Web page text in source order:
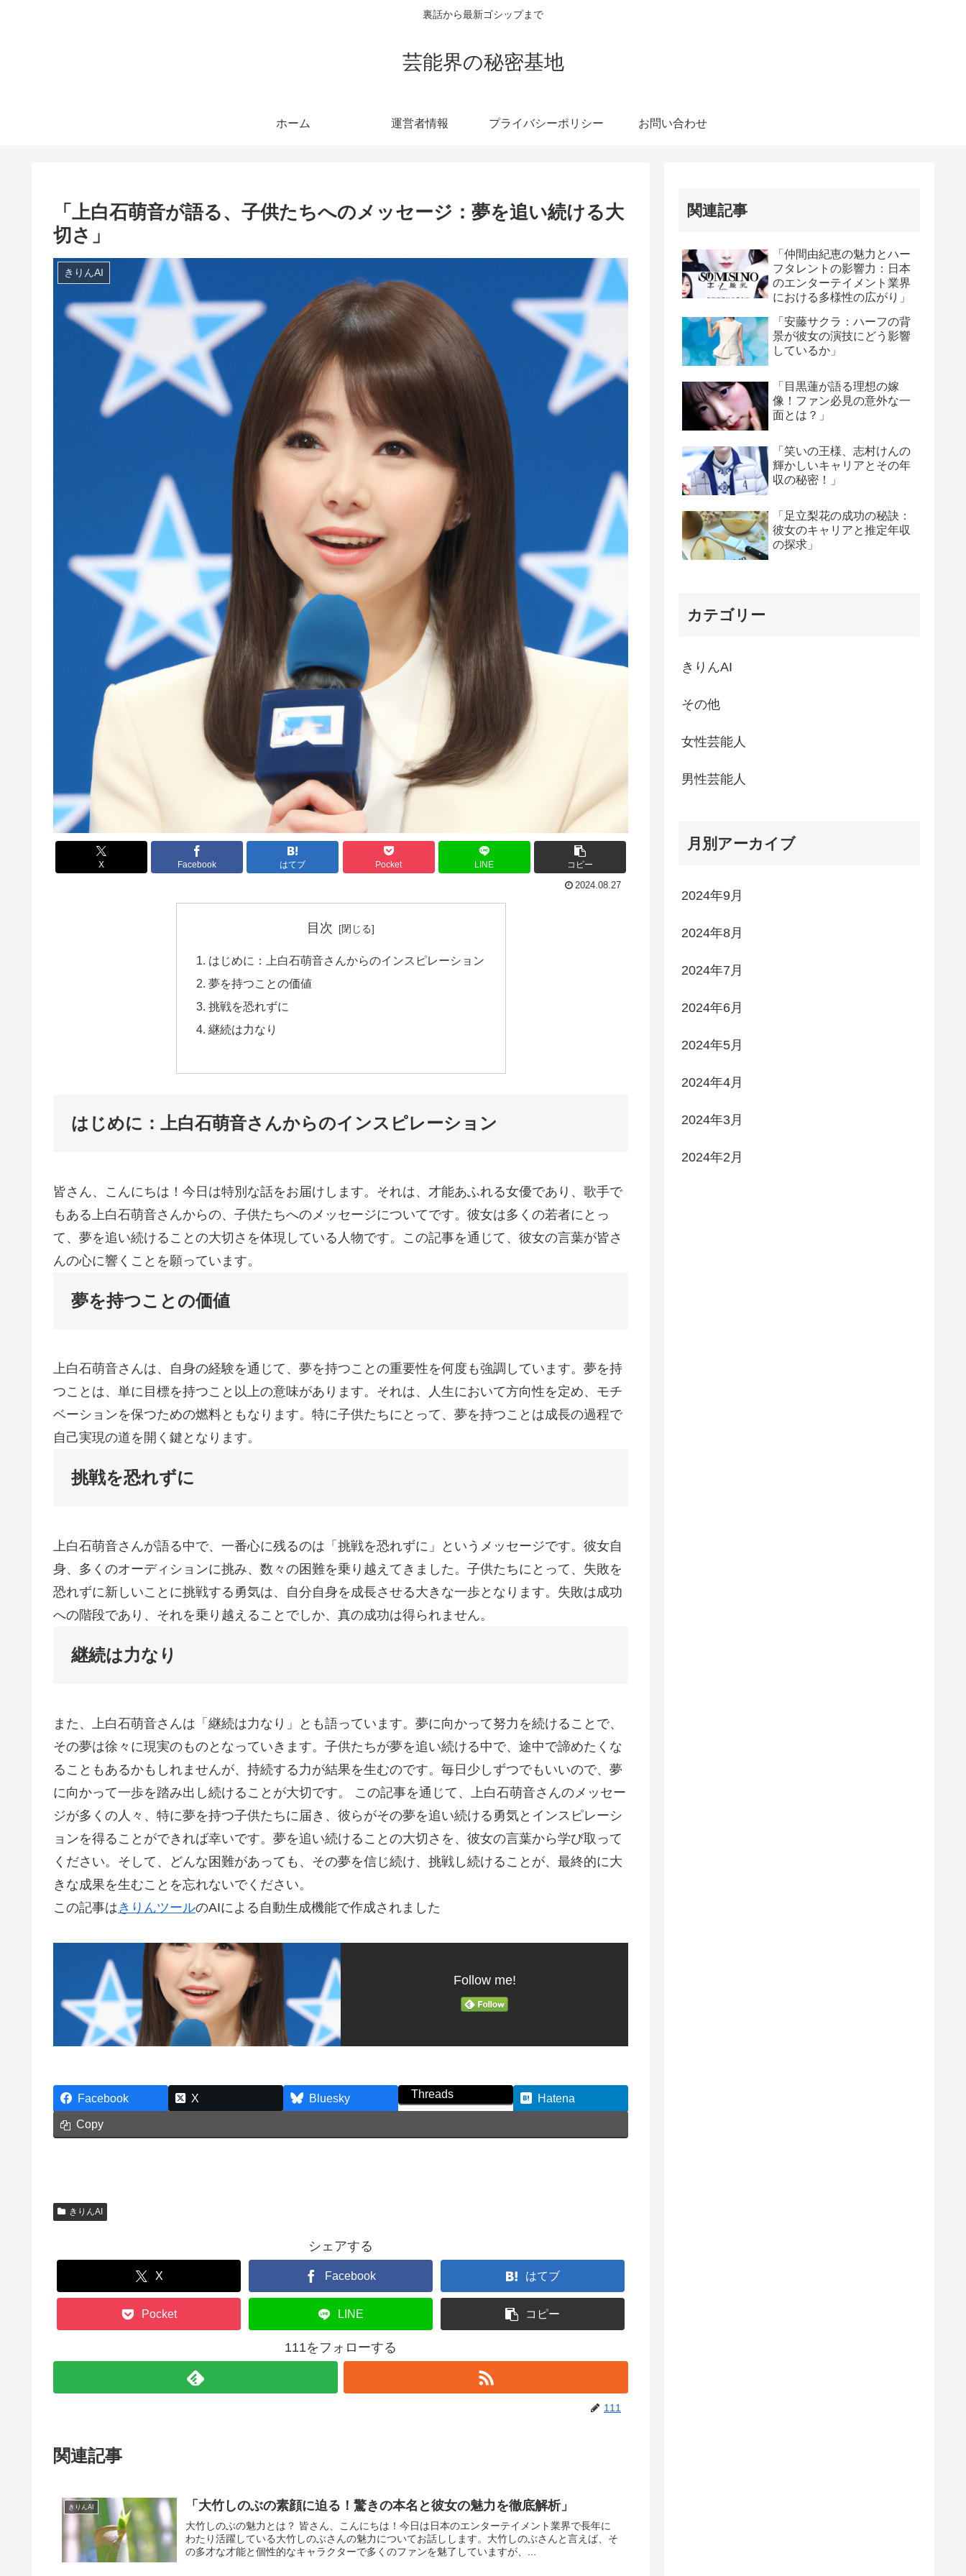
裏話から最新ゴシップまで
芸能界の秘密基地
ホーム 運営者情報 プライバシーポリシー お問い合わせ
「上白石萌音が語る、子供たちへのメッセージ：夢を追い続ける大
切さ」
きりんAI
X Facebook はてブ Pocket LINE コピー
2024.08.27
目次
はじめに：上白石萌音さんからのインスピレーション
夢を持つことの価値
挑戦を恐れずに
継続は力なり
はじめに：上白石萌音さんからのインスピレーション
皆さん、こんにちは！今日は特別な話をお届けします。それは、才能あふれる女優であり、歌手で
もある上白石萌音さんからの、子供たちへのメッセージについてです。彼女は多くの若者にとっ
て、夢を追い続けることの大切さを体現している人物です。この記事を通じて、彼女の言葉が皆さ
んの心に響くことを願っています。
夢を持つことの価値
上白石萌音さんは、自身の経験を通じて、夢を持つことの重要性を何度も強調しています。夢を持
つことは、単に目標を持つこと以上の意味があります。それは、人生において方向性を定め、モチ
ベーションを保つための燃料ともなります。特に子供たちにとって、夢を持つことは成長の過程で
自己実現の道を開く鍵となります。
挑戦を恐れずに
上白石萌音さんが語る中で、一番心に残るのは「挑戦を恐れずに」というメッセージです。彼女自
身、多くのオーディションに挑み、数々の困難を乗り越えてきました。子供たちにとって、失敗を
恐れずに新しいことに挑戦する勇気は、自分自身を成長させる大きな一歩となります。失敗は成功
への階段であり、それを乗り越えることでしか、真の成功は得られません。
継続は力なり
また、上白石萌音さんは「継続は力なり」とも語っています。夢に向かって努力を続けることで、
その夢は徐々に現実のものとなっていきます。子供たちが夢を追い続ける中で、途中で諦めたくな
ることもあるかもしれませんが、持続する力が結果を生むのです。毎日少しずつでもいいので、夢
に向かって一歩を踏み出し続けることが大切です。 この記事を通じて、上白石萌音さんのメッセー
ジが多くの人々、特に夢を持つ子供たちに届き、彼らがその夢を追い続ける勇気とインスピレーシ
ョンを得ることができれば幸いです。夢を追い続けることの大切さを、彼女の言葉から学び取って
ください。そして、どんな困難があっても、その夢を信じ続け、挑戦し続けることが、最終的に大
きな成果を生むことを忘れないでください。
この記事はきりんツールのAIによる自動生成機能で作成されました
Follow me!
Facebook X Bluesky Threads
Hatena
Copy
きりんAI
シェアする
X Facebook はてブ
Pocket LINE コピー
111をフォローする
111
関連記事
きりんAI 「大竹しのぶの素顔に迫る！驚きの本名と彼女の魅力を徹底解析」
大竹しのぶの魅力とは？ 皆さん、こんにちは！今日は日本のエンターテイメント業界で長年に
わたり活躍している大竹しのぶさんの魅力についてお話しします。大竹しのぶさんと言えば、そ
の多才な才能と個性的なキャラクターで多くのファンを魅了していますが、...
関連記事
「仲間由紀恵の魅力とハー
フタレントの影響力：日本
のエンターテイメント業界
における多様性の広がり」
「安藤サクラ：ハーフの背
景が彼女の演技にどう影響
しているか」
「目黒蓮が語る理想の嫁
像！ファン必見の意外な一
面とは？」
「笑いの王様、志村けんの
輝かしいキャリアとその年
収の秘密！」
「足立梨花の成功の秘訣：
彼女のキャリアと推定年収
の探求」
カテゴリー
きりんAI
その他
女性芸能人
男性芸能人
月別アーカイブ
2024年9月
2024年8月
2024年7月
2024年6月
2024年5月
2024年4月
2024年3月
2024年2月